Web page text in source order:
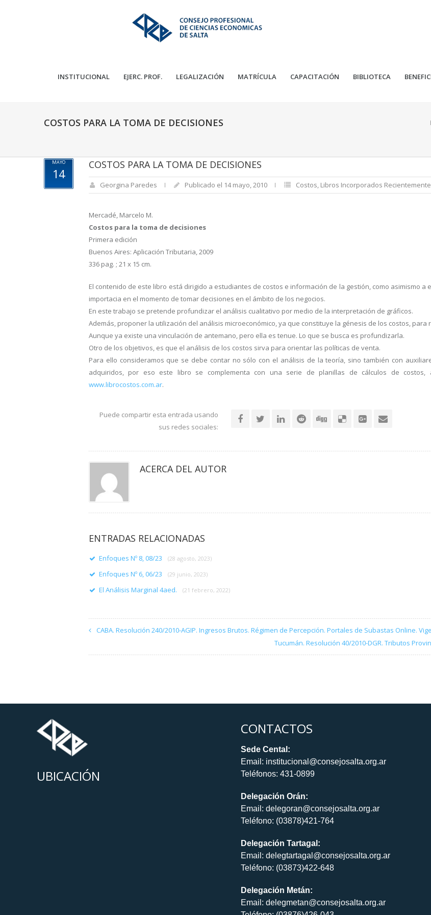
INSTITUCIONAL EJERC. PROF. LEGALIZACIÓN MATRÍCULA CAPACITACIÓN BIBLIOTECA
COSTOS PARA LA TOMA DE DECISIONES
MAYO
14
COSTOS PARA LA TOMA DE DECISIONES
Georgina Paredes Publicado el 14 mayo, 2010 Costos, Libros Incorporados Recientemente
Mercadé, Marcelo M.
Costos para la toma de decisiones
Primera edición
Buenos Aires: Aplicación Tributaria, 2009
336 pag. ; 21 x 15 cm.
El contenido de este libro está dirigido a estudiantes de costos e información de la gestión, como asimismo
importacia en el momento de tomar decisiones en el ámbito de los negocios.
En este trabajo se pretende profundizar el análisis cualitativo por medio de la interpretación de gráficos.
Además, proponer la utilización del análisis microeconómico, ya que constituye la génesis de los costos,
Aunque ya existe una vinculación de antemano, pero ella es tenue. Lo que se busca es profundizarla.
Otro de los objetivos, es que el análisis de los costos sirva para orientar las políticas de venta.
Para ello consideramos que se debe contar no sólo con el análisis de la teoría, sino también con
adquiridos, por eso este libro se complementa con una serie de planillas de cálculos de
www.librocostos.com.ar.
Puede compartir esta entrada usando
sus redes sociales:
ACERCA DEL AUTOR
ENTRADAS RELACIONADAS
Enfoques Nº 8, 08/23 (28 agosto, 2023)
Enfoques Nº 6, 06/23 (29 junio, 2023)
El Análisis Marginal 4aed. (21 febrero, 2022)
CABA. Resolución 240/2010-AGIP. Ingresos Brutos. Régimen de Percepción. Portales de Subastas Online.
Tucumán. Resolución 40/2010-DGR. Tributos
UBICACIÓN
CONTACTOS
Sede Cental:
Email: institucional@consejosalta.org.ar
Teléfonos: 431-0899
Delegación Orán:
Email: delegoran@consejosalta.org.ar
Teléfono: (03878)421-764
Delegación Tartagal:
Email: delegtartagal@consejosalta.org.ar
Teléfono: (03873)422-648
Delegación Metán:
Email: delegmetan@consejosalta.org.ar